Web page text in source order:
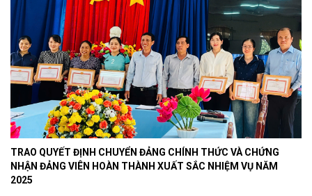
TRAO QUYẾT ĐỊNH CHUYỂN ĐẢNG CHÍNH THỨC VÀ CHỨNG
NHẬN ĐẢNG VIÊN HOÀN THÀNH XUẤT SẮC NHIỆM VỤ NĂM
2025